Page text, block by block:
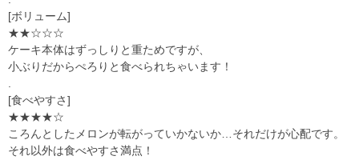
[ボリューム]
★★☆☆☆
ケーキ本体はずっしりと重ためですが、
小ぶりだからぺろりと食べられちゃいます！
[食べやすさ]
★★★★☆
ころんとしたメロンが転がっていかないか
それだけが心配です。
それ以外は食べやすさ満点！